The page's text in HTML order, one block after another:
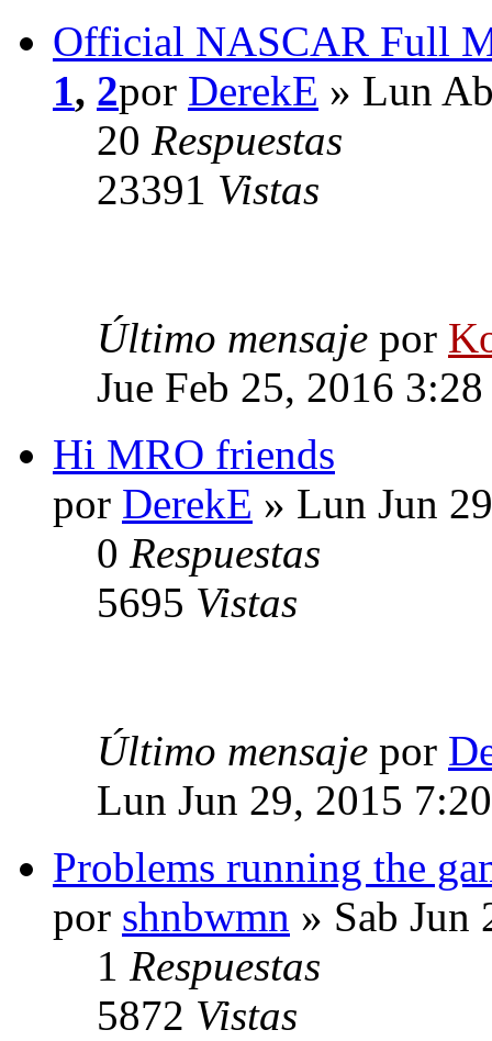
Official NASCAR Full
1, 2por DerekE » Lun
20 Respuestas
23391 Vistas
Último mensaje por
Jue Feb 25, 2016
Hi MRO friends
por DerekE » Lun Jun
0 Respuestas
5695 Vistas
Último mensaje por
Lun Jun 29, 2015
Problems running the
por shnbwmn » Sab Jun
1 Respuestas
5872 Vistas